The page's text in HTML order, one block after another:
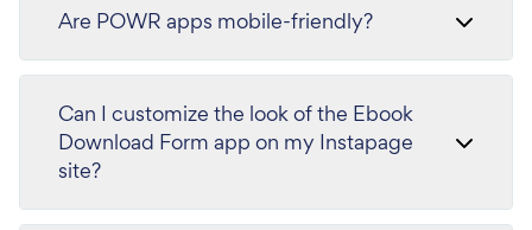
Are POWR apps mobile-friendly?
Can I customize the look of the Ebook
Download Form app on my Instapage
site?